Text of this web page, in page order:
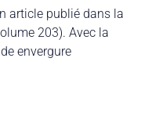
article publié dans la
203). Avec la
envergure